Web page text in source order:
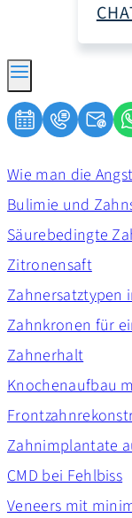
Wie man die
Bulimie und
Säurebedingte
Zitronensaft
Zahnersatztypen
Zahnkronen für
Zahnerhalt
Knochenaufbau
Zahnimplantate
CMD bei Fehlbiss
Veneers mit